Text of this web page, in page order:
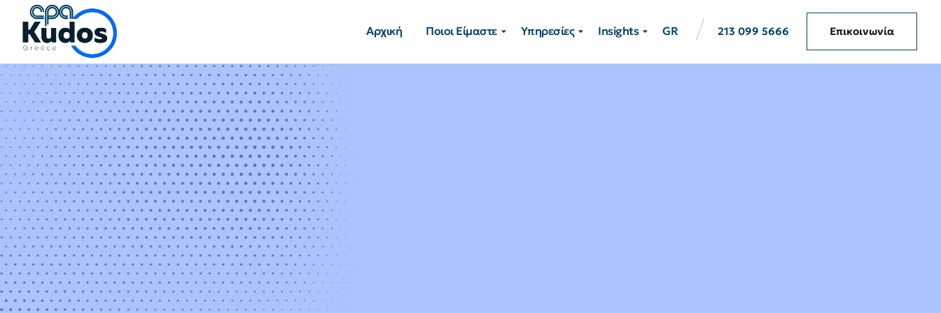
Αρχική Ποιοι Είμαστε Υπηρεσίες Insights GR 213 099 5666 Επικοινωνία